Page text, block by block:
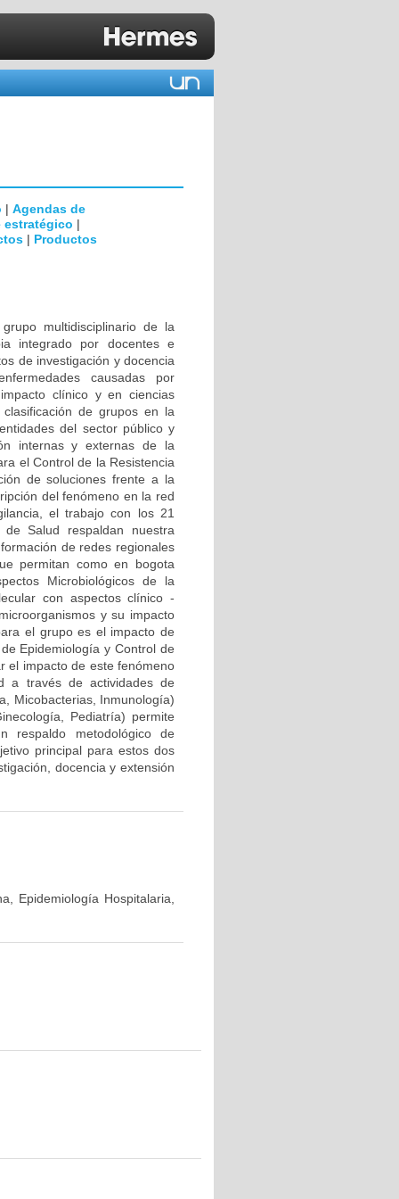
| Agendas de
estratégico |
| Productos
multidisciplinario de la
integrado por docentes e
de investigación y docencia
causadas por
clínico y en ciencias
de grupos en la
del sector público y
internas y externas de la
el Control de la Resistencia
de soluciones frente a la
del fenómeno en la red
el trabajo con los 21
Salud respaldan nuestra
de redes regionales
permitan como en bogota
Microbiológicos de la
con aspectos clínico -
y su impacto
el grupo es el impacto de
Epidemiología y Control de
el impacto de este fenómeno
a través de actividades de
Micobacterias, Inmunología)
Pediatría) permite
respaldo metodológico de
principal para estos dos
docencia y extensión
Epidemiología Hospitalaria,